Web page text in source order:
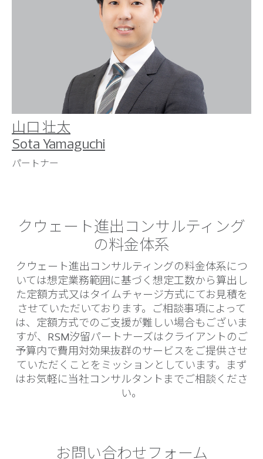
山口 壮太
Sota Yamaguchi
パートナー
クウェート進出コンサルティング
の料金体系
クウェート進出コンサルティングの料金体系につ
いては想定業務範囲に基づく想定工数から算出し
た定額方式又はタイムチャージ方式にてお見積を
させていただいております。ご相談事項によって
は、定額方式でのご支援が難しい場合もございま
すが、RSM汐留パートナーズはクライアントのご
予算内で費用対効果抜群のサービスをご提供させ
ていただくことをミッションとしています。まず
はお気軽に当社コンサルタントまでご相談くださ
い。
お問い合わせフォーム